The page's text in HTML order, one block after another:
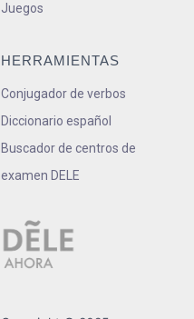
Juegos
HERRAMIENTAS
Conjugador de verbos
Diccionario español
Buscador de centros de
examen DELE